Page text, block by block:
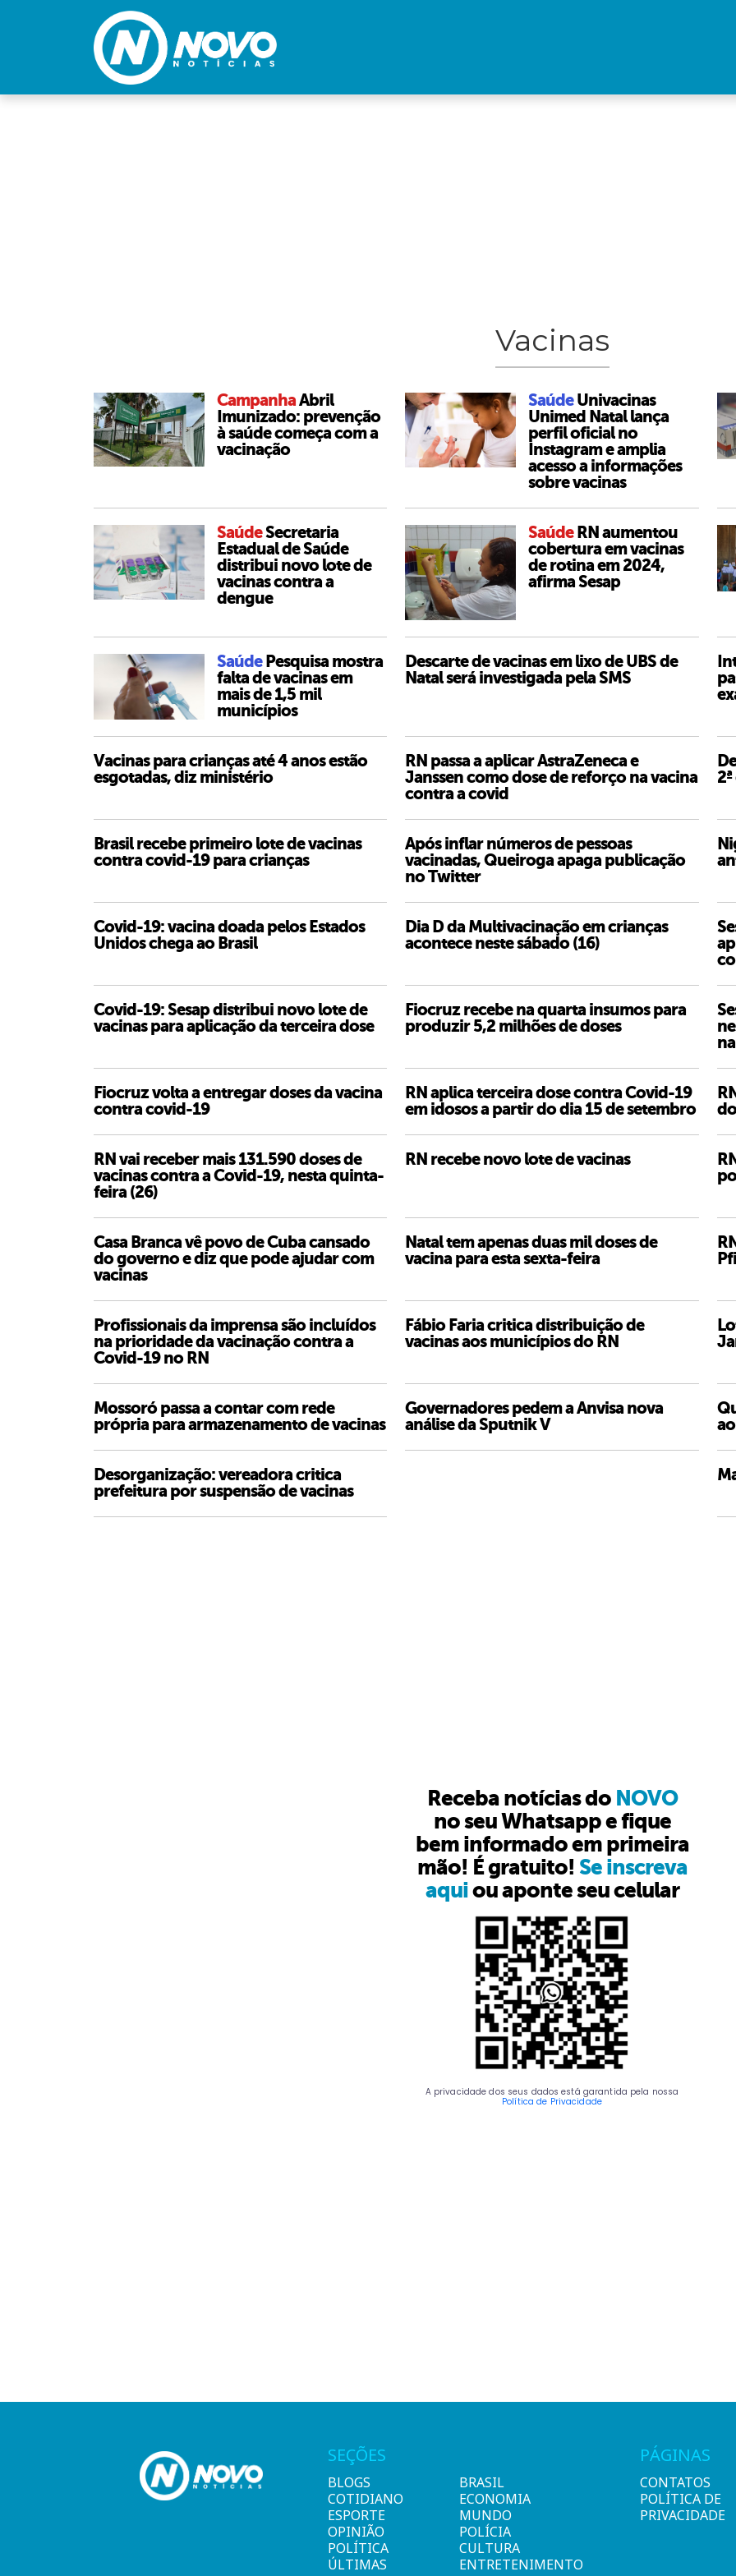
Vacinas
CampanhaAbril
Imunizado: prevenção
à saúde começa com a
vacinação
SaúdeUnivacinas
Unimed Natal lança
perfil oficial no
Instagram e amplia
acesso a informações
sobre vacinas
SaúdeSecretaria
Estadual de Saúde
distribui novo lote de
vacinas contra a
dengue
Saúde RN aumentou
cobertura em vacinas
de rotina em 2024,
afirma Sesap
Saúde Pesquisa mostra
falta de vacinas em
mais de 1,5 mil
municípios
Descarte de vacinas em lixo de UBS de
Natal será investigada pela SMS
Vacinas para crianças até 4 anos estão
esgotadas, diz ministério
RN passa a aplicar AstraZeneca e
Janssen como dose de reforço na vacina
contra a covid
Brasil recebe primeiro lote de vacinas
contra covid-19 para crianças
Após inflar números de pessoas
vacinadas, Queiroga apaga publicação
no Twitter
Covid-19: vacina doada pelos Estados
Unidos chega ao Brasil
Dia D da Multivacinação em crianças
acontece neste sábado (16)
Covid-19: Sesap distribui novo lote de
vacinas para aplicação da terceira dose
Fiocruz recebe na quarta insumos para
produzir 5,2 milhões de doses
Fiocruz volta a entregar doses da vacina
contra covid-19
RN aplica terceira dose contra Covid-19
em idosos a partir do dia 15 de setembro
RN vai receber mais 131.590 doses de
vacinas contra a Covid-19, nesta quinta-
feira (26)
RN recebe novo lote de vacinas
Casa Branca vê povo de Cuba cansado
do governo e diz que pode ajudar com
vacinas
Natal tem apenas duas mil doses de
vacina para esta sexta-feira
Profissionais da imprensa são incluídos
na prioridade da vacinação contra a
Covid-19 no RN
Fábio Faria critica distribuição de
vacinas aos municípios do RN
Mossoró passa a contar com rede
própria para armazenamento de vacinas
Governadores pedem a Anvisa nova
análise da Sputnik V
Desorganização: vereadora critica
prefeitura por suspensão de vacinas
Receba notícias do NOVO
no seu Whatsapp e fique
bem informado em primeira
mão! É gratuito! Se inscreva
aquiou aponte seu celular
A privacidade dos seus dados está garantida pela nossa
Política de Privacidade
SEÇÕES
BLOGS
BRASIL
COTIDIANO
ECONOMIA
ESPORTE
MUNDO
OPINIÃO
POLÍCIA
POLÍTICA
CULTURA
ÚLTIMAS
ENTRETENIMENTO
PÁGINAS
CONTATOS
POLÍTICA DE
PRIVACIDADE